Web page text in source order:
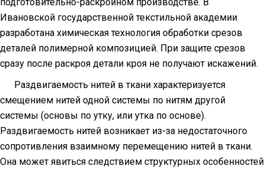
Ивановской государственной текстильной академии
разработана химическая технология обработки срезов
деталей полимерной композицией. При защите срезов
сразу после раскроя детали кроя не получают искажений.
Раздвигаемость нитей в ткани характеризуется
смещением нитей одной системы по нитям другой
системы (основы по утку, или утка по основе).
Раздвигаемость нитей возникает из-за недостаточного
сопротивления взаимному перемещению нитей в ткани.
Она может явиться следствием структурных особенностей